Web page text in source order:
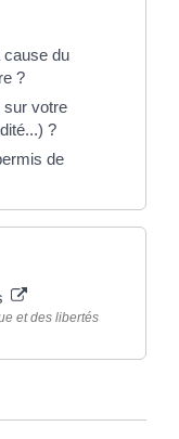
cause du
?
sur votre
?
de
et des libertés